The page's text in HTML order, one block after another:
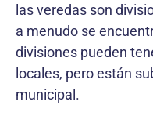
las veredas son
a menudo se
divisiones pueden
locales, pero están
municipal.